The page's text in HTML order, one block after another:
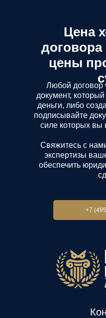
Любой
документ,
деньги, либо
подписывайте
силе которых вы
Свяжитесь с
экспертизы
обеспечить
Цена
договора
цены
+7